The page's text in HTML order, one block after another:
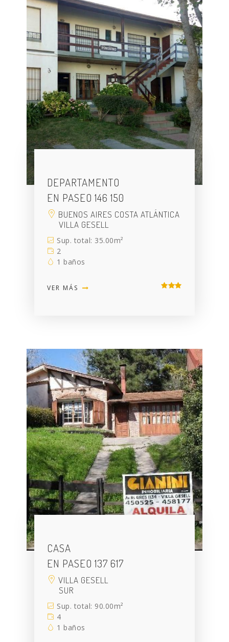
DEPARTAMENTO
EN PASEO 146 150
BUENOS AIRES COSTA ATLÁNTICA
VILLA GESELL
Sup. total: 35.00m²
2
1 baños
VER MÁS
CASA
EN PASEO 137 617
VILLA GESELL
SUR
Sup. total: 90.00m²
4
1 baños